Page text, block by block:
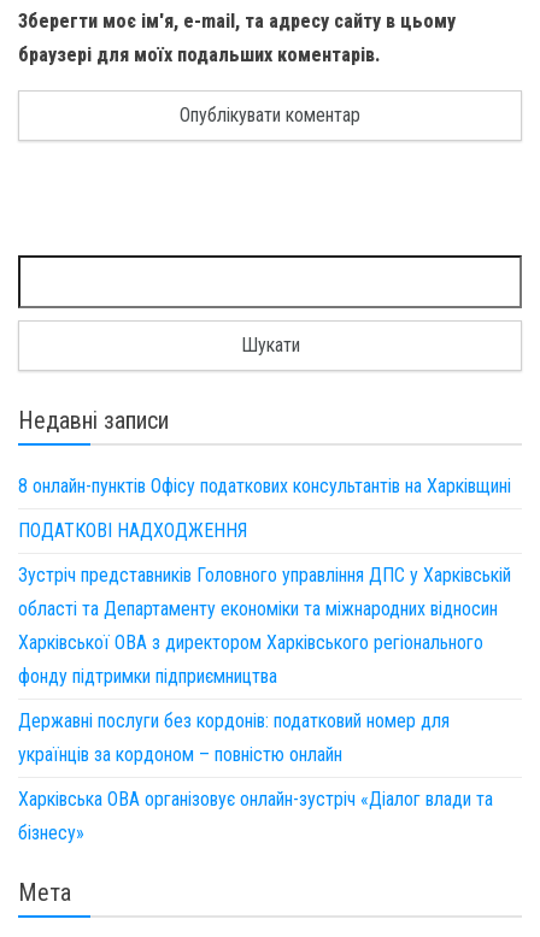
Зберегти моє ім'я, e-mail, та адресу сайту в цьому
браузері для моїх подальших коментарів.
Недавні записи
8 онлайн-пунктів Офісу податкових консультантів на Харківщині
ПОДАТКОВІ НАДХОДЖЕННЯ
Зустріч представників Головного управління ДПС у Харківській
області та Департаменту економіки та міжнародних відносин
Харківської ОВА з директором Харківського регіонального
фонду підтримки підприємництва
Державні послуги без кордонів: податковий номер для
українців за кордоном – повністю онлайн
Харківська ОВА організовує онлайн-зустріч «Діалог влади та
бізнесу»
Мета